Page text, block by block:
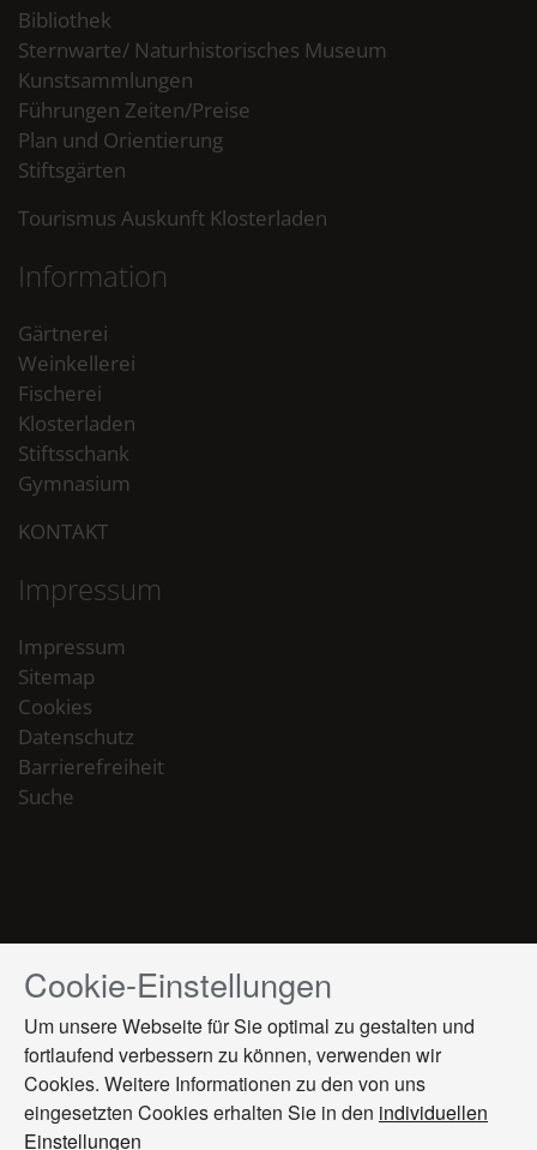
Bibliothek
Sternwarte/ Naturhistorisches Museum
Kunstsammlungen
Führungen Zeiten/Preise
Plan und Orientierung
Stiftsgärten
Tourismus Auskunft Klosterladen
Information
Gärtnerei
Weinkellerei
Fischerei
Klosterladen
Stiftsschank
Gymnasium
KONTAKT
Impressum
Impressum
Sitemap
Cookies
Datenschutz
Barrierefreiheit
Suche
Drücken
Sie
Tab,
um
durch
die
Optionen
Cookie-Einstellungen
Um unsere Webseite für Sie optimal zu gestalten und
fortlaufend verbessern zu können, verwenden wir
Cookies. Weitere Informationen zu den von uns
eingesetzten Cookies erhalten Sie in den individuellen
Einstellungen